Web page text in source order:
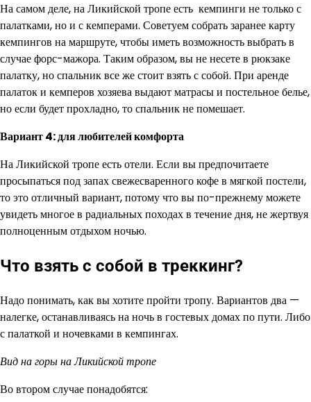
На самом деле, на Ликийской тропе есть кемпинги не только с
палатками, но и с кемперами. Советуем собрать заранее карту
кемпингов на маршруте, чтобы иметь возможность выбрать в
случае форс-мажора. Таким образом, вы не несете в рюкзаке
палатку, но спальник все же стоит взять с собой. При аренде
палаток и кемперов хозяева выдают матрасы и постельное белье,
но если будет прохладно, то спальник не помешает.
Вариант 4: для любителей комфорта
На Ликийской тропе есть отели. Если вы предпочитаете
просыпаться под запах свежесваренного кофе в мягкой постели,
то это отличный вариант, потому что вы по-прежнему можете
увидеть многое в радиальных походах в течение дня, не жертвуя
полноценным отдыхом ночью.
Что взять с собой в треккинг?
Надо понимать, как вы хотите пройти тропу. Вариантов два —
налегке, останавливаясь на ночь в гостевых домах по пути. Либо
с палаткой и ночевками в кемпингах.
Вид на горы на Ликийской тропе
Во втором случае понадобятся: